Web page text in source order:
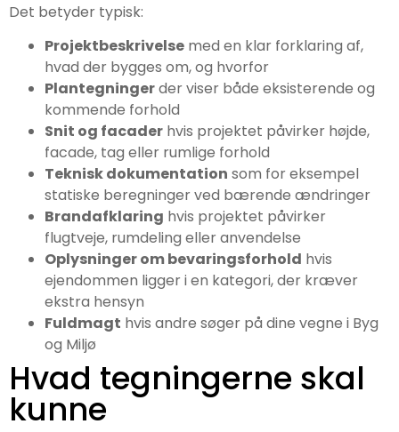
Det betyder typisk:
Projektbeskrivelse med en klar forklaring af,
hvad der bygges om, og hvorfor
Plantegningerder viser både eksisterende og
kommende forhold
Snit og facader hvis projektet påvirker højde,
facade, tag eller rumlige forhold
Teknisk dokumentation som for eksempel
statiske beregninger ved bærende ændringer
Brandafklaring hvis projektet påvirker
flugtveje, rumdeling eller anvendelse
Oplysninger om bevaringsforhold hvis
ejendommen ligger i en kategori, der kræver
ekstra hensyn
Fuldmagt hvis andre søger på dine vegne i Byg
og Miljø
Hvad tegningerne skal
kunne